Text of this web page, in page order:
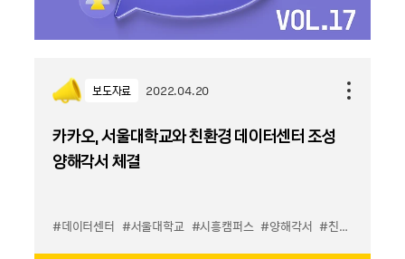
보도자료 2022.04.20
카카오, 서울대학교와 친환경 데이터센터 조성
양해각서 체결
#데이터센터 #서울대학교 #시흥캠퍼스 #양해각서 #친환경